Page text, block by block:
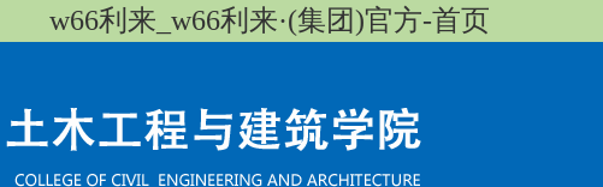
w66利来_w66利来·(集团)官方-首页